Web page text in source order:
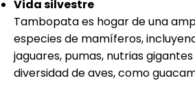
Vida silvestre
Tambopata es hogar de una
especies de mamíferos,
jaguares, pumas, nutrias
diversidad de aves, como